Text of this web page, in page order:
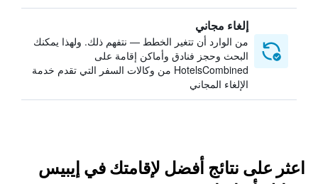
إلغاء مجاني
من الوارد أن تتغير الخطط — نتفهم ذلك. ولهذا يمكنك
البحث وحجز فنادق وأماكن إقامة على
HotelsCombined من وكالات السفر التي تقدم خدمة
الإلغاء المجاني
اعثر على نتائج أفضل لإقامتك في إيبيس